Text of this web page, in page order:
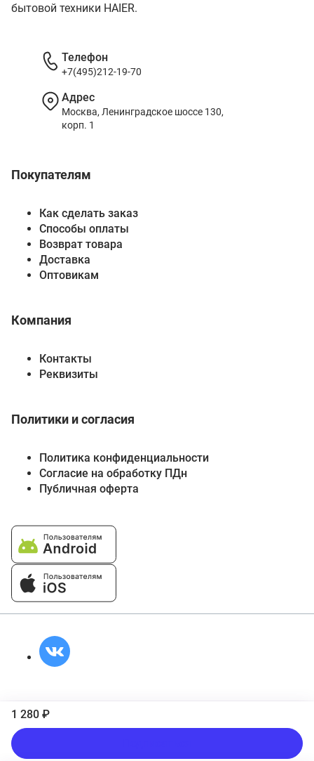
1 280 ₽
бытовой техники HAIER.
Покупателям
Как сделать заказ
Способы оплаты
Возврат товара
Доставка
Оптовикам
Компания
Контакты
Реквизиты
Политики и согласия
Политика конфиденциальности
Согласие на обработку ПДн
Публичная оферта
Телефон
+7(495)212-19-70
Адрес
Москва, Ленинградское шоссе 130,
корп. 1